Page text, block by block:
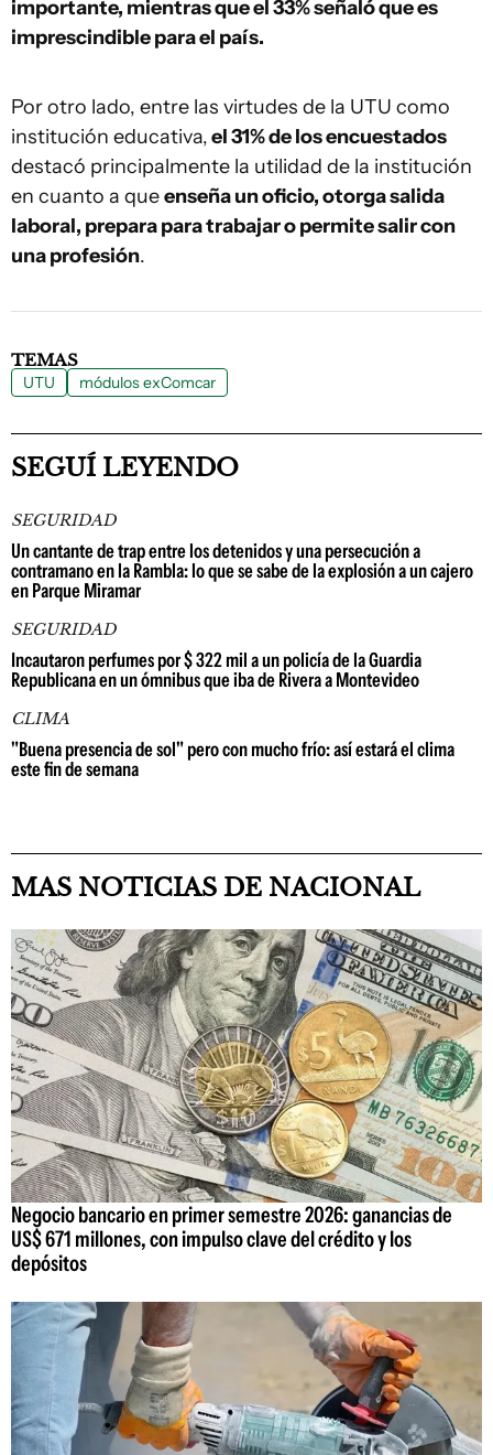
importante, mientras que el 33% señaló que es
imprescindible para el país.
Por otro lado, entre las virtudes de la UTU como
institución educativa,el 31% de los encuestados
destacó principalmente la utilidad de la institución
en cuanto a queenseña un oficio, otorga salida
laboral, prepara para trabajar o permite salir con
una profesión.
TEMAS
UTU módulos exComcar
SEGUÍ LEYENDO
SEGURIDAD
Un cantante de trap entre los detenidos y una persecución a
contramano en la Rambla: lo que se sabe de la explosión a un cajero
en Parque Miramar
SEGURIDAD
Incautaron perfumes por $ 322 mil a un policía de la Guardia
Republicana en un ómnibus que iba de Rivera a Montevideo
CLIMA
"Buena presencia de sol" pero con mucho frío: así estará el clima
este fin de semana
MAS NOTICIAS DE NACIONAL
Negocio bancario en primer semestre 2026: ganancias de
US$ 671 millones, con impulso clave del crédito y los
depósitos